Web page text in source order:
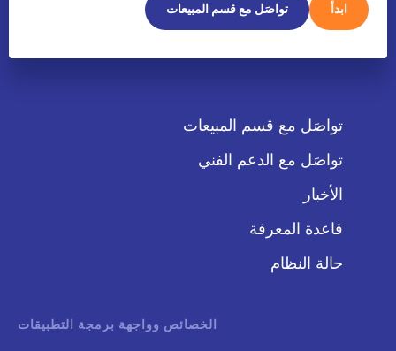
ابدأ تواصَل مع قسم المبيعات
تواصَل مع قسم المبيعات
تواصَل مع الدعم الفني
الأخبار
قاعدة المعرفة
حالة النظام
الخصائص وواجهة برمجة التطبيقات